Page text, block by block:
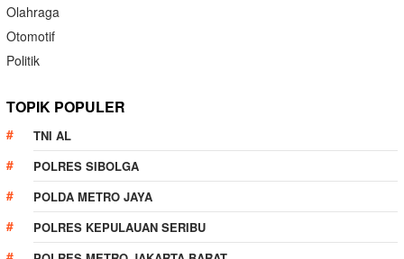
Olahraga
Otomotif
Politik
TOPIK POPULER
TNI AL
POLRES SIBOLGA
POLDA METRO JAYA
POLRES KEPULAUAN SERIBU